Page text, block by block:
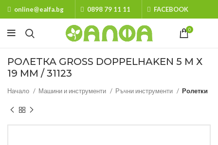
online@ealfa.bg 0898 79 11 11 FACEBOOK
0
РОЛЕТКА GROSS DOPPELHAKEN 5 M Х
19 ММ / 31123
Начало Машини и инструменти Ръчни инструменти Ролетки